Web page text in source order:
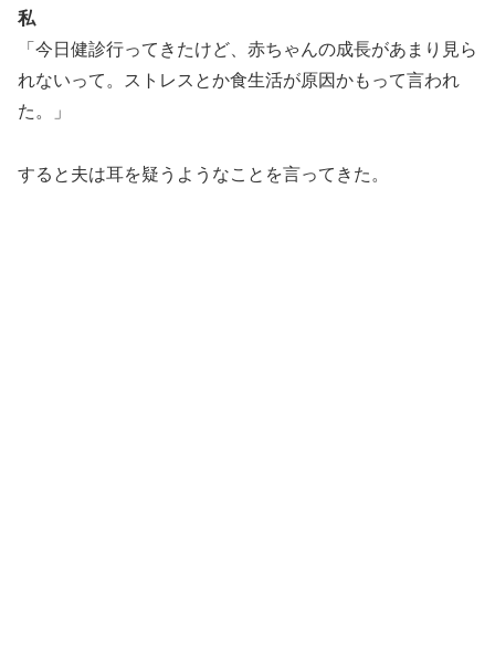
私
「今日健診行ってきたけど、赤ちゃんの成長があまり見ら
れないって。ストレスとか食生活が原因かもって言われ
た。」
すると夫は耳を疑うようなことを言ってきた。